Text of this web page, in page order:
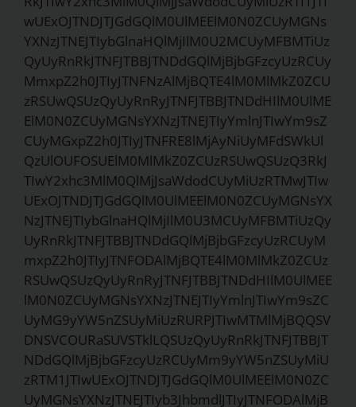
wUExOJTNDJTJGdGQlM0UlMEElM0N0ZCUyMGNs
YXNzJTNEJTIybGlnaHQlMjIlM0U2MCUyMFBMTiUz
QyUyRnRkJTNFJTBBJTNDdGQlMjBjbGFzcyUzRCUy
MmxpZ2h0JTIyJTNFNzAlMjBQTE4lM0MlMkZ0ZCU
zRSUwQSUzQyUyRnRyJTNFJTBBJTNDdHIlM0UlME
ElM0N0ZCUyMGNsYXNzJTNEJTIyYmlnJTIwYm9sZ
CUyMGxpZ2h0JTIyJTNFRE8lMjAyNiUyMFdSWkUl
QzUlOUFOSUElM0MlMkZ0ZCUzRSUwQSUzQ3RkJ
TIwY2xhc3MlM0QlMjJsaWdodCUyMiUzRTMwJTIw
UExOJTNDJTJGdGQlM0UlMEElM0N0ZCUyMGNsYX
NzJTNEJTIybGlnaHQlMjIlM0U3MCUyMFBMTiUzQy
UyRnRkJTNFJTBBJTNDdGQlMjBjbGFzcyUzRCUyM
mxpZ2h0JTIyJTNFODAlMjBQTE4lM0MlMkZ0ZCUz
RSUwQSUzQyUyRnRyJTNFJTBBJTNDdHIlM0UlMEE
lM0N0ZCUyMGNsYXNzJTNEJTIyYmlnJTIwYm9sZC
UyMG9yYW5nZSUyMiUzRURPJTIwMTMlMjBQQSV
DNSVCOURaSUVSTklLQSUzQyUyRnRkJTNFJTBBJT
NDdGQlMjBjbGFzcyUzRCUyMm9yYW5nZSUyMiU
zRTM1JTIwUExOJTNDJTJGdGQlM0UlMEElM0N0ZC
UyMGNsYXNzJTNEJTIyb3JhbmdlJTIyJTNFODAlMjB